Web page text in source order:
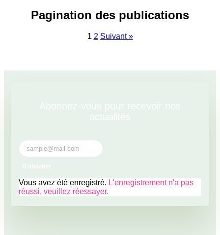
Pagination des publications
1 2 Suivant »
Vous avez été enregistré. L'enregistrement n'a pas
réussi, veuillez réessayer.